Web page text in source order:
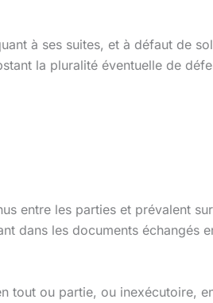
à ses suites, et à défaut de
la pluralité éventuelle de
entre les parties et prévalent
dans les documents échangés
tout ou partie, ou inexécutoire,